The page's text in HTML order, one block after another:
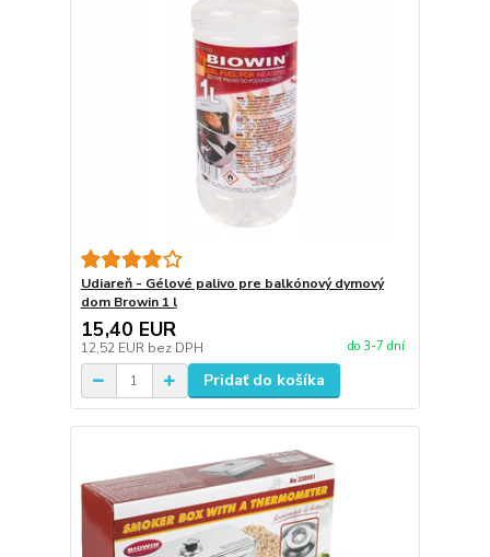
Udiareň - Gélové palivo pre balkónový dymový
dom Browin 1 l
15,40 EUR
12,52 EUR bez DPH do 3-7 dní
Pridať do košíka